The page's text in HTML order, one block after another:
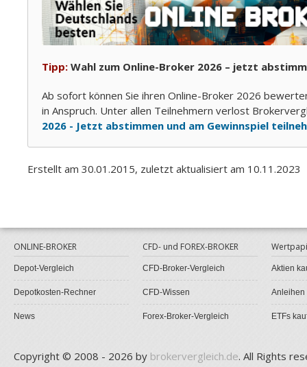
Tipp: Wahl zum Online-Broker 2026 – jetzt
Ab sofort können Sie ihren Online-Broker 2026
in Anspruch. Unter allen Teilnehmern verlost
2026 - Jetzt abstimmen und am Gewinnspiel
Erstellt am 30.01.2015, zuletzt aktualisiert am 10.11.2023
ONLINE-BROKER
Depot-Vergleich
Depotkosten-Rechner
News
CFD- und FOREX-BROKER
CFD-Broker-Vergleich
CFD-Wissen
Forex-Broker-Vergleich
Aktien
Anleihen
ETFs
Copyright © 2008 - 2026 by brokervergleich.de. All Rights